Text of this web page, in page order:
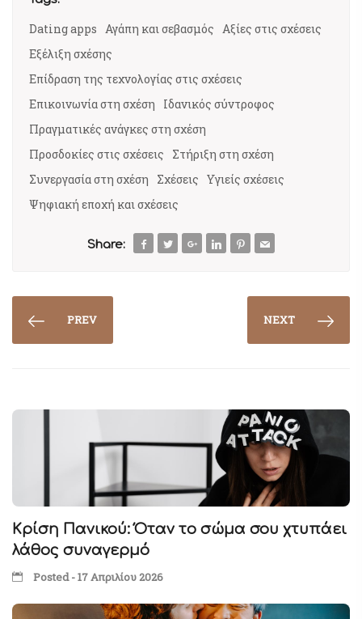
Dating apps Αγάπη και σεβασμός Αξίες στις σχέσεις
Εξέλιξη σχέσης
Επίδραση της τεχνολογίας στις σχέσεις
Επικοινωνία στη σχέση
Ιδανικός σύντροφος
Πραγματικές ανάγκες στη σχέση
Προσδοκίες στις σχέσεις
Στήριξη στη σχέση
Συνεργασία στη σχέση
Σχέσεις Υγιείς σχέσεις
Ψηφιακή εποχή και σχέσεις
Share:
PREV NEXT
Κρίση Πανικού: Όταν το σώμα σου χτυπάει
λάθος συναγερμό
Posted - 17 Απριλίου 2026